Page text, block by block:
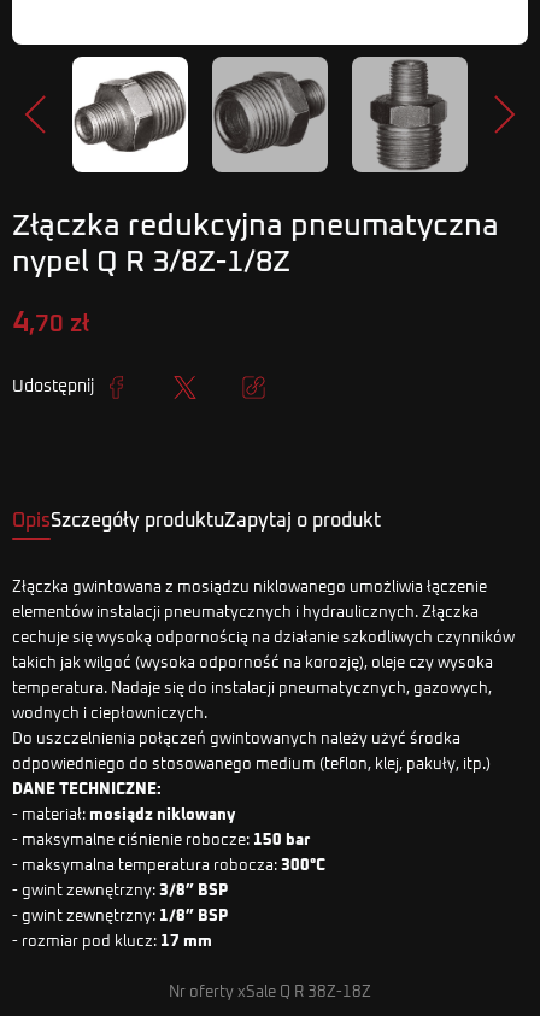
Poprzedni
Złączka redukcyjna pneumatyczna
nypel Q R 3/8Z-1/8Z
4,70 zł
Udostępnij
OpisSzczegóły produktuZapytaj o produkt
Złączka gwintowana z mosiądzu niklowanego umożliwia łączenie
elementów instalacji pneumatycznych i hydraulicznych. Złączka
cechuje się wysoką odpornością na działanie szkodliwych czynników
takich jak wilgoć (wysoka odporność na korozję), oleje czy wysoka
temperatura. Nadaje się do instalacji pneumatycznych, gazowych,
wodnych i ciepłowniczych.
Do uszczelnienia połączeń gwintowanych należy użyć środka
odpowiedniego do stosowanego medium (teflon, klej, pakuły, itp.)
DANE TECHNICZNE:
- materiał: mosiądz niklowany
- maksymalne ciśnienie robocze: 150 bar
- maksymalna temperatura robocza: 300°C
- gwint zewnętrzny: 3/8” BSP
- gwint zewnętrzny: 1/8” BSP
- rozmiar pod klucz: 17 mm
Nr oferty xSale Q R 38Z-18Z